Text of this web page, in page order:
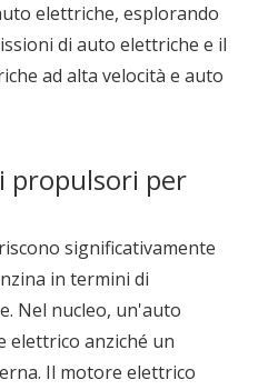
elettriche, esplorando
di auto elettriche e il
ad alta velocità e auto
propulsori per
significativamente
in termini di
Nel nucleo, un'auto
elettrico anziché un
Il motore elettrico